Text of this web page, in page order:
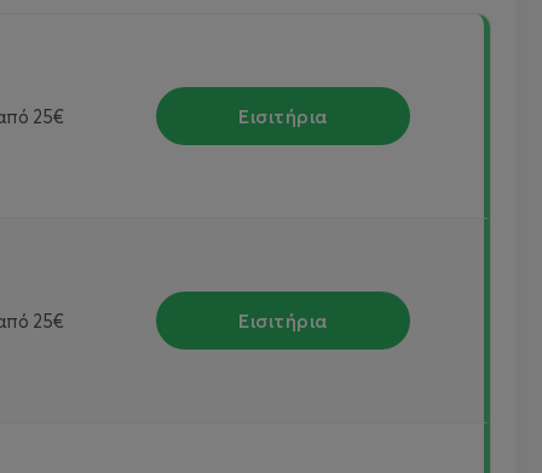
25€ Εισιτήρια
25€ Εισιτήρια